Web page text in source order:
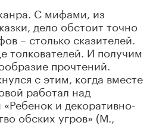
С мифами, из
дело обстоит точно
– столько сказителей.
толкователей. И получим
прочтений.
с этим, когда вместе
работал над
и декоративно-
обских угров» (М.,